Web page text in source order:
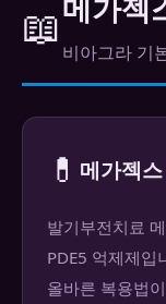
📖메가젝
비아그라 기
💊 메가젝
발기부전치료
PDE5 억제제입
올바른 복용법